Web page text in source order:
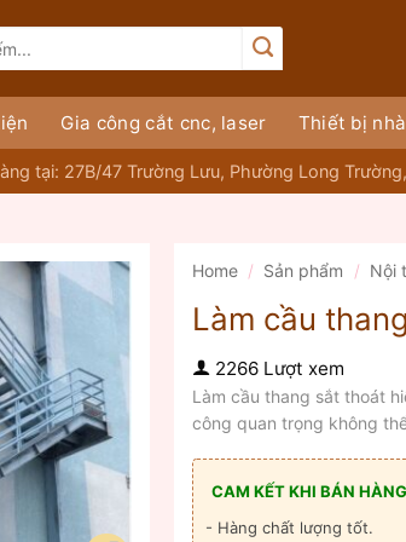
Gia công cắt cnc, laser Thiết bị
tại: 27B/47 Trường Lưu, Phường Long
Home / Sản phẩm / Nội
Làm cầu
2266 Lượt xem
Làm cầu thang sắt thoát
công quan trọng không
CAM KẾT KHI BÁN
- Hàng chất lượng tốt.